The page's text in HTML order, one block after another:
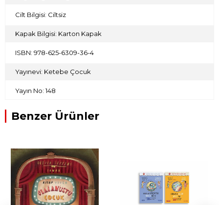
Cilt Bilgisi: Ciltsiz
Kapak Bilgisi: Karton Kapak
ISBN: 978-625-6309-36-4
Yayınevi: Ketebe Çocuk
Yayın No: 148
Benzer Ürünler